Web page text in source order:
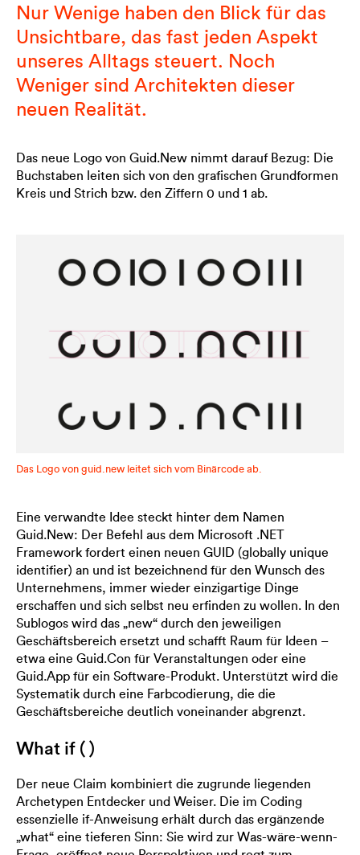
Nur Wenige haben den Blick für das
Unsichtbare, das fast jeden Aspekt
unseres Alltags steuert. Noch
Weniger sind Architekten dieser
neuen Realität.
Das neue Logo von Guid.New nimmt darauf Bezug: Die
Buchstaben leiten sich von den grafischen Grundformen
Kreis und Strich bzw. den Ziffern 0 und 1 ab.
Das Logo von guid.new leitet sich vom Binärcode ab.
Eine verwandte Idee steckt hinter dem Namen
Guid.New: Der Befehl aus dem Microsoft .NET
Framework fordert einen neuen GUID (globally unique
identifier) an und ist bezeichnend für den Wunsch des
Unternehmens, immer wieder einzigartige Dinge
erschaffen und sich selbst neu erfinden zu wollen. In den
Sublogos wird das „new“ durch den jeweiligen
Geschäftsbereich ersetzt und schafft Raum für Ideen –
etwa eine Guid.Con für Veranstaltungen oder eine
Guid.App für ein Software-Produkt. Unterstützt wird die
Systematik durch eine Farbcodierung, die die
Geschäftsbereiche deutlich voneinander abgrenzt.
What if ( )
Der neue Claim kombiniert die zugrunde liegenden
Archetypen Entdecker und Weiser. Die im Coding
essenzielle if-Anweisung erhält durch das ergänzende
„what“ eine tieferen Sinn: Sie wird zur Was-wäre-wenn-